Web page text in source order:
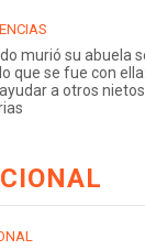
murió su abuela
que se fue con
a otros